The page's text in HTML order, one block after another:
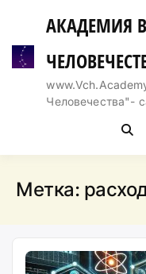
содержимому
АКАДЕМИЯ
Человечества"-
Метка: